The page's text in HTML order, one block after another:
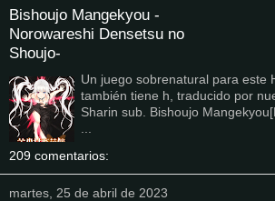
Bishoujo Mangekyou -
Norowareshi Densetsu no
Shoujo-
Un juego sobrenatural para este
también tiene h, traducido por
Sharin sub. Bishoujo
209 comentarios:
martes, 25 de abril de 2023